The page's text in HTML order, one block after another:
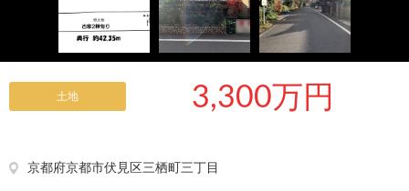
土地 3,300万円
京都府京都市伏見区三栖町三丁目